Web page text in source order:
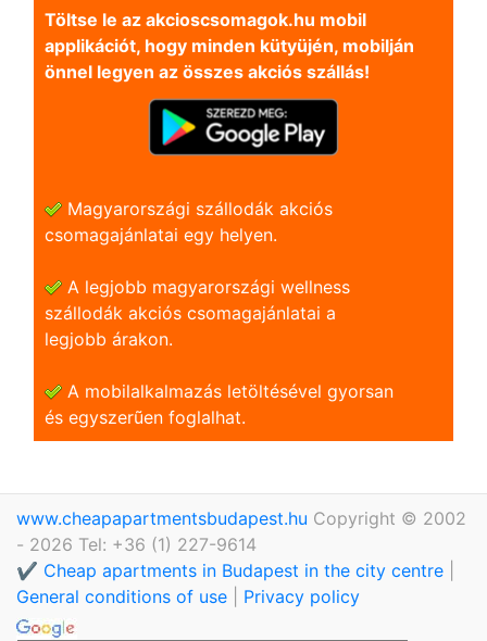
Töltse le az akcioscsomagok.hu mobil
applikációt, hogy minden kütyüjén, mobilján
önnel legyen az összes akciós szállás!
Magyarországi szállodák akciós
csomagajánlatai egy helyen.
A legjobb magyarországi wellness
szállodák akciós csomagajánlatai a
legjobb árakon.
A mobilalkalmazás letöltésével gyorsan
és egyszerũen foglalhat.
www.cheapapartmentsbudapest.hu Copyright © 2002
- 2026 Tel: +36 (1) 227-9614
✔️ Cheap apartments in Budapest in the city centre
General conditions of use
Privacy policy